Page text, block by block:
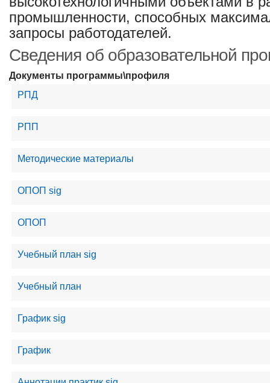
промышленности, способных
запросы работодателей.
Сведения об образовательной
Документы программы\профиля
РПД
РПП
Методические материалы
ОПОП sig
ОПОП
Учебный план sig
Учебный план
График sig
График